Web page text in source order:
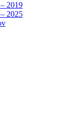
2019
2025